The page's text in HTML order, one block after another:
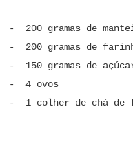
- 200 gramas de
- 200 gramas de
- 150 gramas de
- 4 ovos
- 1 colher de chá de